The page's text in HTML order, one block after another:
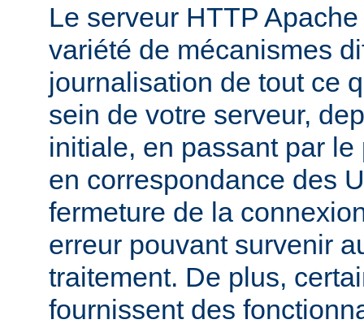
Le serveur HTTP
variété de mécanismes
journalisation de tout ce
sein de votre serveur,
initiale, en passant par
en correspondance des
fermeture de la
erreur pouvant survenir
traitement. De plus,
fournissent des